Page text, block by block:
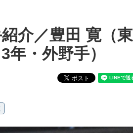
介／豊田 寛（東
・外野手）